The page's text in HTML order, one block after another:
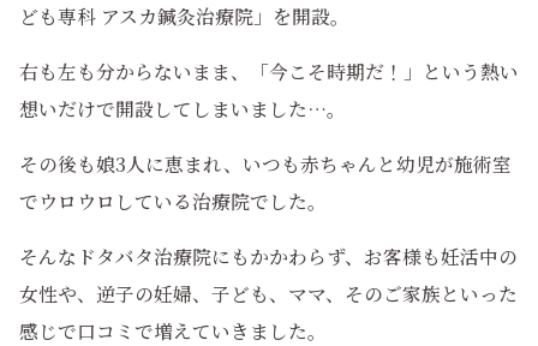
ども専科 アスカ鍼灸治療院」を開設。
右も左も分からないまま、「今こそ時期だ！」という熱い
想いだけで開設してしまいました…。
その後も娘3人に恵まれ、いつも赤ちゃんと幼児が施術室
でウロウロしている治療院でした。
そんなドタバタ治療院にもかかわらず、お客様も妊活中の
女性や、逆子の妊婦、子ども、ママ、そのご家族といった
感じで口コミで増えていきました。